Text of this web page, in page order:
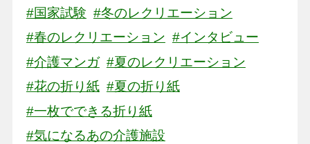
#国家試験 #冬のレクリエーション
#春のレクリエーション #インタビュー
#介護マンガ #夏のレクリエーション
#花の折り紙 #夏の折り紙
#一枚でできる折り紙
#気になるあの介護施設